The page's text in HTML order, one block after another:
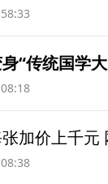
“传统国学
加价上千元